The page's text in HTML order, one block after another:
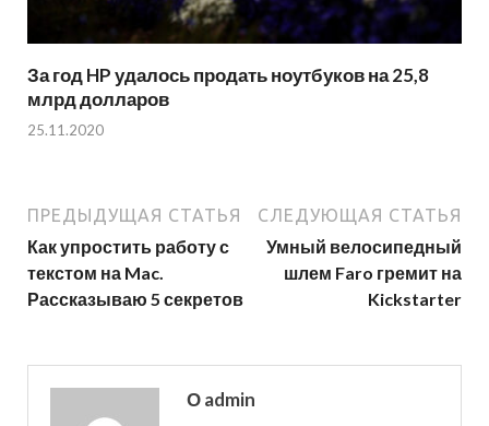
За год HP удалось продать ноутбуков на 25,8
млрд долларов
25.11.2020
ПРЕДЫДУЩАЯ СТАТЬЯ
Как упростить работу с
текстом на Mac.
Рассказываю 5 секретов
СЛЕДУЮЩАЯ СТАТЬЯ
Умный велосипедный
шлем Faro гремит на
Kickstarter
О admin